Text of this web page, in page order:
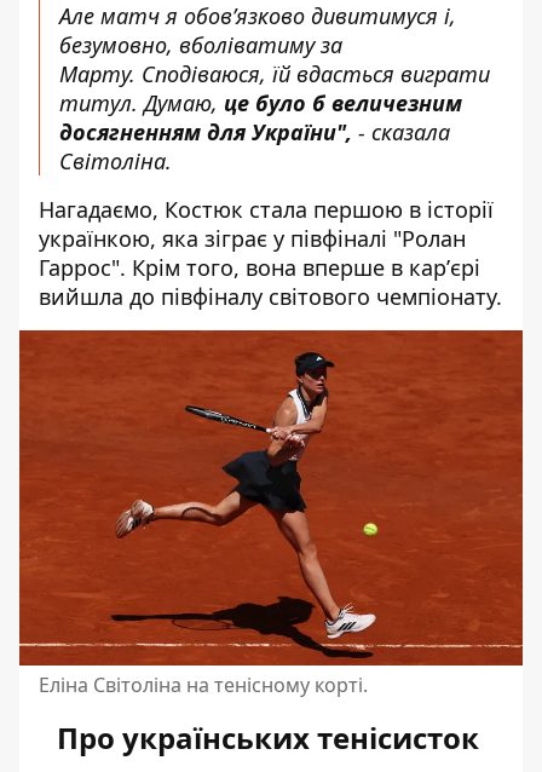
Але матч я обов’язково дивитимуся і,
безумовно, вболіватиму за
Марту. Сподіваюся, їй вдасться виграти
титул. Думаю, це було б величезним
досягненням для України", - сказала
Світоліна.
Нагадаємо, Костюк стала першою в історії
українкою, яка зіграє у півфіналі "Ролан
Гаррос". Крім того, вона вперше в карʼєрі
вийшла до півфіналу світового чемпіонату.
Еліна Світоліна на тенісному корті.
Про українських тенісисток